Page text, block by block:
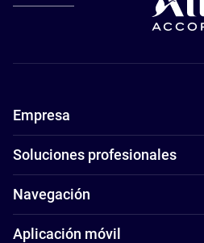
Empresa
Soluciones profesionales
Navegación
Aplicación móvil